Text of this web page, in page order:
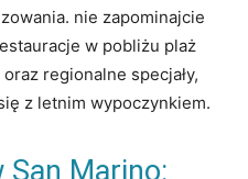
‍nie zapominajcie
w pobliżu plaż
regionalne specjały,
z letnim wypoczynkiem.
Marino: